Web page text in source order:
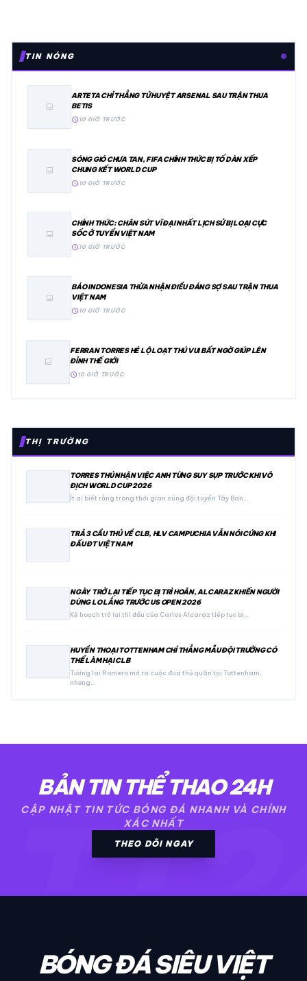
TIN NÓNG
image
ARTETA CHỈ THẲNG TỬ HUYỆT ARSENAL SAU TRẬN THUA
BETIS
schedule10 GIỜ TRƯỚC
image
SÓNG GIÓ CHƯA TAN, FIFA CHÍNH THỨC BỊ TỐ DÀN XẾP
CHUNG KẾT WORLD CUP
schedule10 GIỜ TRƯỚC
image
CHÍNH THỨC: CHÂN SÚT VĨ ĐẠI NHẤT LỊCH SỬ BỊ LOẠI CỰC
SỐC Ở TUYỂN VIỆT NAM
schedule10 GIỜ TRƯỚC
image
BÁO INDONESIA THỪA NHẬN ĐIỀU ĐÁNG SỢ SAU TRẬN THUA
VIỆT NAM
schedule10 GIỜ TRƯỚC
image
FERRAN TORRES HÉ LỘ LOẠT THÚ VUI BẤT NGỜ GIÚP LÊN
ĐỈNH THẾ GIỚI
schedule10 GIỜ TRƯỚC
THỊ TRƯỜNG
TORRES THÚ NHẬN VIỆC ANH TỪNG SUY SỤP TRƯỚC KHI VÔ
ĐỊCH WORLD CUP 2026
Ít ai biết rằng trong thời gian cùng đội tuyển Tây Ban…
TRẢ 3 CẦU THỦ VỀ CLB, HLV CAMPUCHIA VẪN NÓI CỨNG KHI
ĐẤU ĐT VIỆT NAM
NGÀY TRỞ LẠI TIẾP TỤC BỊ TRÌ HOÃN, ALCARAZ KHIẾN NGƯỜI
DÙNG LO LẮNG TRƯỚC US OPEN 2026
Kế hoạch trở lại thi đấu của Carlos Alcaraz tiếp tục bị…
HUYỀN THOẠI TOTTENHAM CHỈ THẲNG MẪU ĐỘI TRƯỞNG CÓ
THỂ LÀM HẠI CLB
Tương lai Romero mở ra cuộc đua thủ quân tại Tottenham,
nhưng…
BẢN TIN THỂ THAO 24H
CẬP NHẬT TIN TỨC BÓNG ĐÁ NHANH VÀ CHÍNH
XÁC NHẤT
THEO DÕI NGAY
BÓNG ĐÁ SIÊU VIỆT